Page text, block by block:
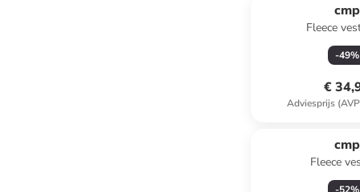
cmp
Fleece
-49%
€
Adviesprijs
cmp
Fleece